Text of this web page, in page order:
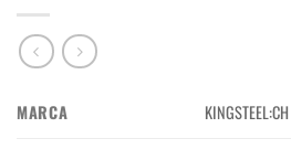
MARCA KINGSTEEL:CH